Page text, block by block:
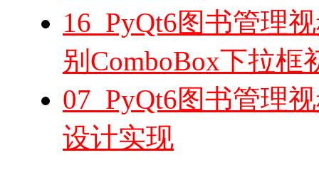
16_PyQt6图书管理
别ComboBox下拉框
07_PyQt6图书管理
设计实现